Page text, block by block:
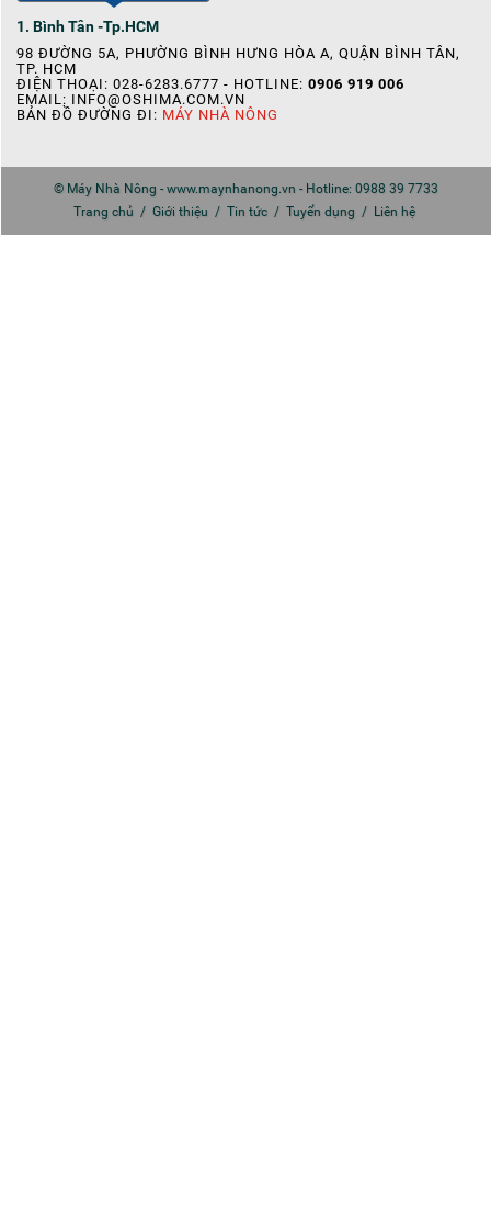
1. Bình Tân -Tp.HCM
98 ĐƯỜNG 5A, PHƯỜNG BÌNH HƯNG HÒA A, QUẬN BÌNH TÂN,
TP. HCM
ĐIỆN THOẠI: 028-6283.6777 - HOTLINE: 0906 919 006
EMAIL: INFO@OSHIMA.COM.VN
BẢN ĐỒ ĐƯỜNG ĐI: MÁY NHÀ NÔNG
© Máy Nhà Nông - www.maynhanong.vn - Hotline: 0988 39 7733
Trang chủ / Giới thiệu / Tin tức / Tuyển dụng / Liên hệ